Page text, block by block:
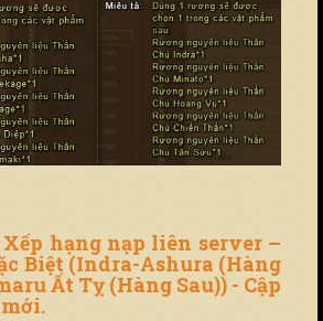
Xếp hạng nạp liên server –
Biệt (Indra-Ashura (Hàng
Ất Tỵ (Hàng Sau)) - Cập